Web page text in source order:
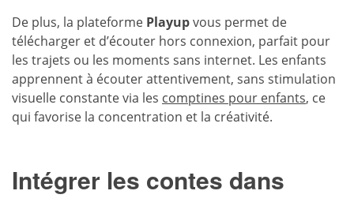
De plus, la plateforme Playupvous permet de
télécharger et d’écouter hors connexion, parfait pour
les trajets ou les moments sans internet. Les enfants
apprennent à écouter attentivement, sans stimulation
visuelle constante via les comptines pour enfants, ce
qui favorise la concentration et la créativité.
Intégrer les contes dans